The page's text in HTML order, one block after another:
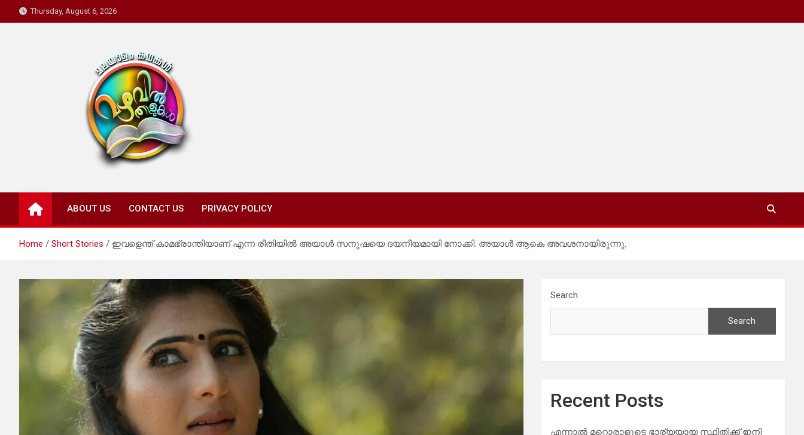
to
Thursday, August 6, 2026
Mazhavil Thalukal
ABOUT US CONTACT US PRIVACY POLICY
Home Short Stories ഇവളെന്ത് കാമഭ്രാന്തിയാണ് എന്ന രീതിയിൽ അയാൾ സനുഷയെ ദയനീയമായി നോക്കി. അയാൾ ആകെ അവശനായിരുന്നു.
Search
Search
Recent Posts
എന്നാൽ മറ്റൊരാളുടെ ഭാര്യയായ സ്ഥിതിക്ക് ഇനി